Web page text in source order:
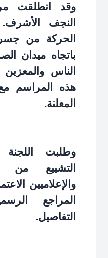
وقد انطلقت
النجف
الحركة من
باتجاه ميدان
الناس
هذه المراسم مع
المعلنة.
وطلبت
التشييع من
والإعلاميين
المراجع
التفاصيل.